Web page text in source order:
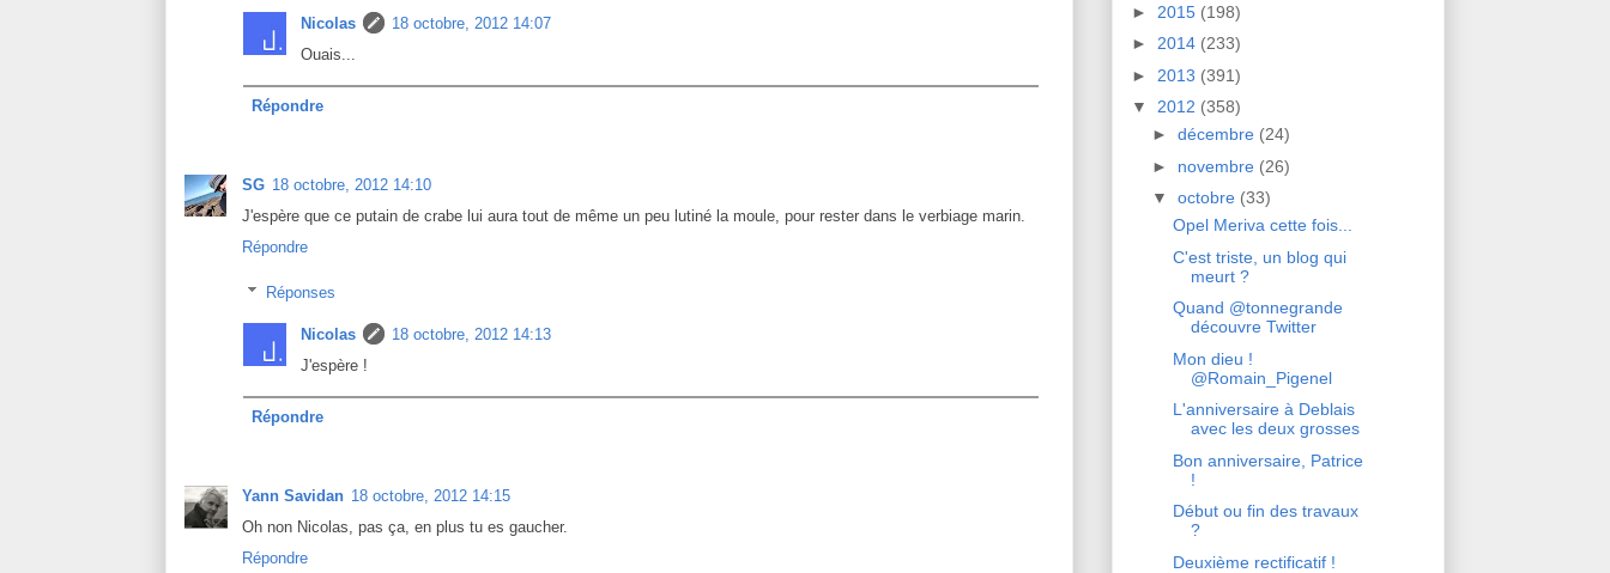
Nicolas
18 octobre, 2012 14:07
Ouais...
Répondre
SG 18 octobre, 2012 14:10
J'espère que ce putain de crabe lui aura tout de même un peu lutiné la moule, pour rester dans le verbiage marin.
Répondre
Réponses
Nicolas
18 octobre, 2012 14:13
J'espère !
Répondre
Yann Savidan 18 octobre, 2012 14:15
Oh non Nicolas, pas ça, en plus tu es gaucher.
Répondre
► 2015 (198)
► 2014 (233)
► 2013 (391)
▼ 2012 (358)
► décembre (24)
► novembre (26)
▼ octobre (33)
Opel Meriva cette fois...
C'est triste, un blog qui
meurt ?
Quand @tonnegrande
découvre Twitter
Mon dieu !
@Romain_Pigenel
L'anniversaire à Deblais
avec les deux grosses
Bon anniversaire, Patrice
!
Début ou fin des travaux
?
Deuxième rectificatif !